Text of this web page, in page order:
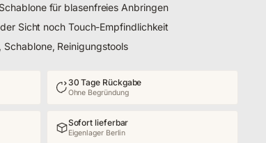
für blasenfreies Anbringen
Sicht noch Touch-Empfindlichkeit
Reinigungstools
30 Tage Rückgabe
Ohne Begründung
Sofort lieferbar
Eigenlager Berlin